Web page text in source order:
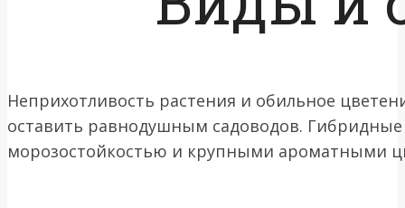
Неприхотливость растения и обильное
оставить равнодушным садоводов. Гибридные
морозостойкостью и крупными ароматными